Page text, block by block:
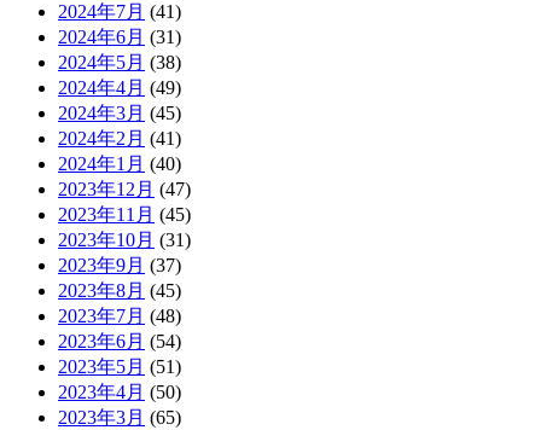
2024年7月 (41)
2024年6月 (31)
2024年5月 (38)
2024年4月 (49)
2024年3月 (45)
2024年2月 (41)
2024年1月 (40)
2023年12月 (47)
2023年11月 (45)
2023年10月 (31)
2023年9月 (37)
2023年8月 (45)
2023年7月 (48)
2023年6月 (54)
2023年5月 (51)
2023年4月 (50)
2023年3月 (65)